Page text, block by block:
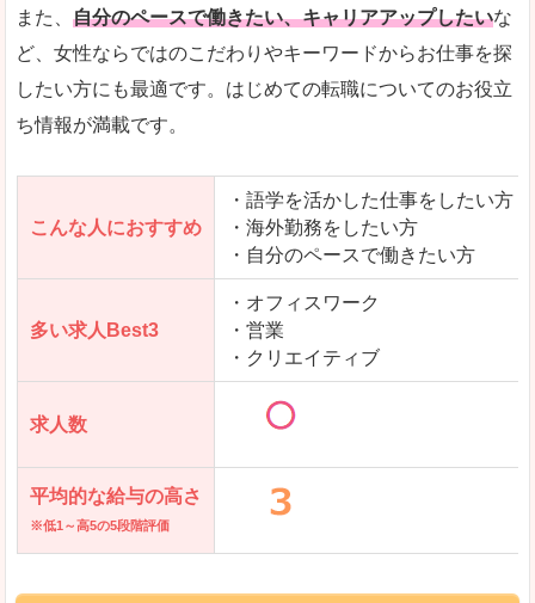
多少検索しづらいのですが、掲載情報はパッと目
「エン転職ウーマン」で「国頭郡金武町」の
また、 自分のペースで働きたい、キャリアアップしたいな
ど、女性ならではのこだわりやキーワードからお仕事を探
したい方にも最適です。はじめての転職についてのお役立
ち情報が満載です。
こんな人におすすめ
・語学を活かした仕事をしたい方
・海外勤務をしたい方
・自分のペースで働きたい方
多い求人Best3
・オフィスワーク
・営業
・クリエイティブ
求人数
平均的な給与の高さ
※低1～高5の5段階評価